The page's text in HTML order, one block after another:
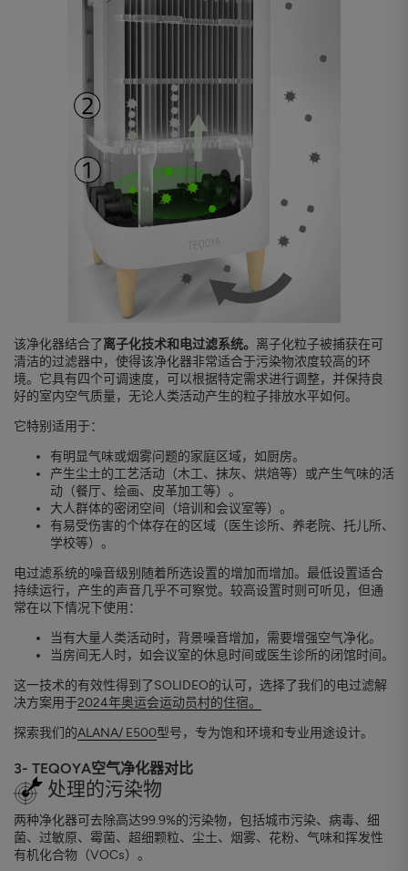
该净化器结合了离子化技术和电过滤系统。 离子化粒子被捕获在可
清洁的过滤器中，使得该净化器非常适合于污染物浓度较高的环
境。它具有四个可调速度，可以根据特定需求进行调整，并保持良
好的室内空气质量，无论人类活动产生的粒子排放水平如何。
它特别适用于：
有明显气味或烟雾问题的家庭区域，如厨房。
产生尘土的工艺活动（木工、抹灰、烘焙等）或产生气味的活
动（餐厅、绘画、皮革加工等）。
大人群体的密闭空间（培训和会议室等）。
有易受伤害的个体存在的区域（医生诊所、养老院、托儿所、
学校等）。
电过滤系统的噪音级别随着所选设置的增加而增加。最低设置适合
持续运行，产生的声音几乎不可察觉。较高设置时则可听见，但通
常在以下情况下使用：
当有大量人类活动时，背景噪音增加，需要增强空气净化。
当房间无人时，如会议室的休息时间或医生诊所的闭馆时间。
这一技术的有效性得到了SOLIDEO的认可，选择了我们的电过滤解
决方案用于2024年奥运会运动员村的住宿。
探索我们的ALANA/ E500型号，专为饱和环境和专业用途设计。
3- TEQOYA空气净化器对比
处理的污染物
两种净化器可去除高达99.9%的污染物，包括城市污染、病毒、细
菌、过敏原、霉菌、超细颗粒、尘土、烟雾、花粉、气味和挥发性
有机化合物（VOCs）。